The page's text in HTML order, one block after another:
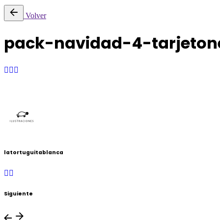
Volver
pack-navidad-4-
latortuguitablanca
Siguiente